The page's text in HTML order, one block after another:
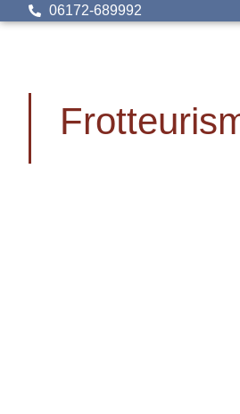
06172-689992